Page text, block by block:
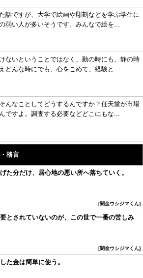
話ですが、大学で絵画や彫刻などを学ぶ学生に
弱い人が多いそうです。みんなで絵を...
ないということではなく、動の時にも、静の時
どんな時にでも、心をこめて、経験と...
んなことしてどうするんですか？任天堂が市場
ですよ。調査する必要などどこにもな...
格言
た分だけ、居心地の悪い所へ落ちていく。
闇金ウシジマくん
とされていないのが、この世で一番の苦しみ
闇金ウシジマくん
た金は簡単に使う。